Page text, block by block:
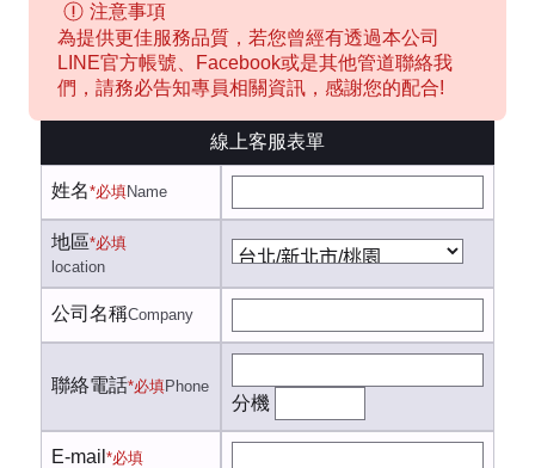
注意事項
為提供更佳服務品質，若您曾經有透過本公司
LINE官方帳號、Facebook或是其他管道聯絡我
們，請務必告知專員相關資訊，感謝您的配合!
線上客服表單
姓名*必填Name
地區*必填
location
公司名稱Company
聯絡電話*必填Phone
分機
E-mail *必填